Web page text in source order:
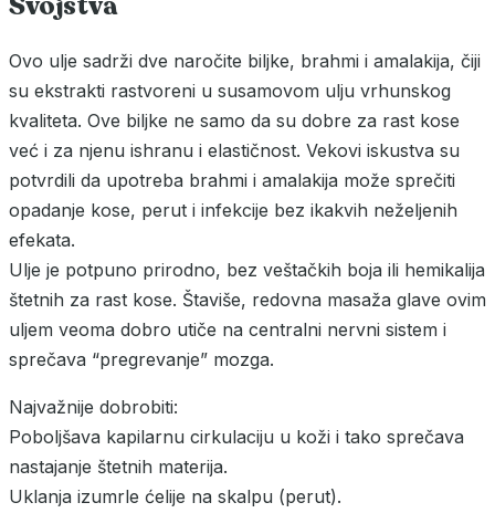
Ovo ulje sadrži dve naročite biljke, brahmi i amalakija, čiji
su ekstrakti rastvoreni u susamovom ulju vrhunskog
kvaliteta. Ove biljke ne samo da su dobre za rast kose
već i za njenu ishranu i elastičnost. Vekovi iskustva su
potvrdili da upotreba brahmi i amalakija može sprečiti
opadanje kose, perut i infekcije bez ikakvih neželjenih
efekata.
Ulje je potpuno prirodno, bez veštačkih boja ili hemikalija
štetnih za rast kose. Štaviše, redovna masaža glave ovim
uljem veoma dobro utiče na centralni nervni sistem i
sprečava “pregrevanje” mozga.
Najvažnije dobrobiti:
Poboljšava kapilarnu cirkulaciju u koži i tako sprečava
nastajanje štetnih materija.
Uklanja izumrle ćelije na skalpu (perut).